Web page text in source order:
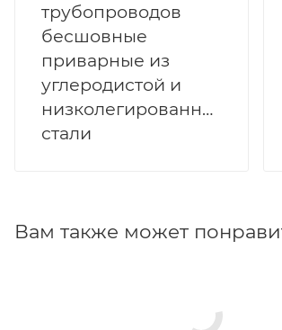
трубопроводов
бесшовные
приварные из
углеродистой и
низколегированной
стали
Вам также может